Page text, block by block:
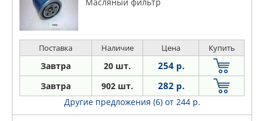
Поставка Наличие Цена Купить
Завтра 20 шт. 254 р.
Завтра 902 шт. 282 р.
Другие предложения (6) от 244 р.